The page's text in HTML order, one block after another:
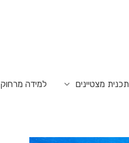
תכנית מצטיינים למידה מרחוק